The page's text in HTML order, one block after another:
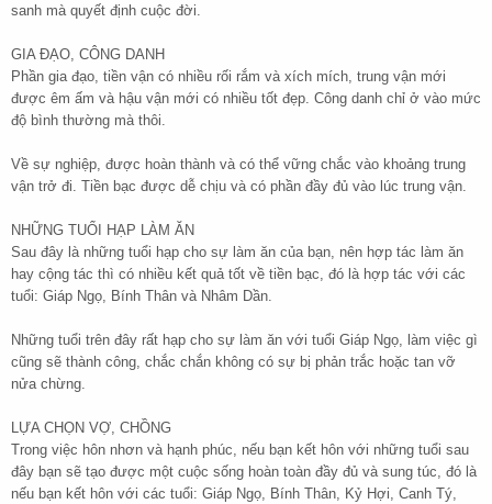
sanh mà quyết định cuộc đời.
GIA ĐẠO, CÔNG DANH
Phần gia đạo, tiền vận có nhiều rối rắm và xích mích, trung vận mới
được êm ấm và hậu vận mới có nhiều tốt đẹp. Công danh chỉ ở vào mức
độ bình thường mà thôi.
Về sự nghiệp, được hoàn thành và có thể vững chắc vào khoảng trung
vận trở đi. Tiền bạc được dễ chịu và có phần đầy đủ vào lúc trung vận.
NHỮNG TUỔI HẠP LÀM ĂN
Sau đây là những tuổi hạp cho sự làm ăn của bạn, nên hợp tác làm ăn
hay cộng tác thì có nhiều kết quả tốt về tiền bạc, đó là hợp tác với các
tuổi: Giáp Ngọ, Bính Thân và Nhâm Dần.
Những tuổi trên đây rất hạp cho sự làm ăn với tuổi Giáp Ngọ, làm việc gì
cũng sẽ thành công, chắc chắn không có sự bị phản trắc hoặc tan vỡ
nửa chừng.
LỰA CHỌN VỢ, CHỒNG
Trong việc hôn nhơn và hạnh phúc, nếu bạn kết hôn với những tuổi sau
đây bạn sẽ tạo được một cuộc sống hoàn toàn đầy đủ và sung túc, đó là
nếu bạn kết hôn với các tuổi: Giáp Ngọ, Bính Thân, Kỷ Hợi, Canh Tý,